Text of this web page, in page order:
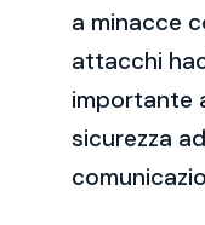
a minacce
attacchi
importante
sicurezza